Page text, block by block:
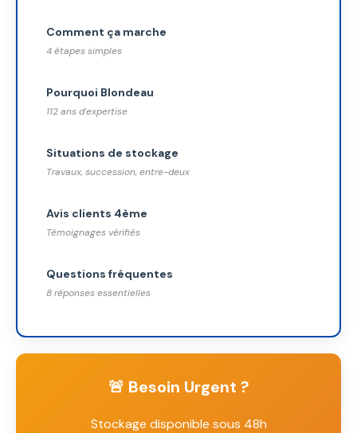
Comment ça marche
4 étapes simples
Pourquoi Blondeau
112 ans d'expertise
Situations de stockage
Travaux, succession, entre-deux
Avis clients 4ème
Témoignages vérifiés
Questions fréquentes
8 réponses essentielles
🚨 Besoin Urgent ?
Stockage disponible sous 48h